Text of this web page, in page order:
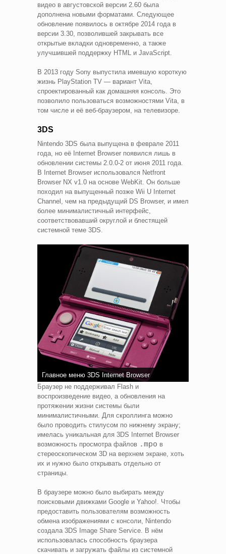
видео в августовской версии 2.60 была
дополнена новыми форматами. Следующее
обновление появилось в октябре 2014 года в
версии 3.30, позволившей закрывать все
открытые вкладки одновременно, а также
улучшившей поддержку HTML и JavaScript.
В 2013 году Sony выпустила имевшую короткую
жизнь PlayStation TV — вариант Vita,
спроектированный как домашняя консоль. Это
позволило пользоваться возможностями Vita, в
том числе и её веб-браузером, на телевизоре.
3DS
Nintendo 3DS была выпущена в феврале 2011
года, но её Internet Browser появился лишь в
обновлении системы 2.0.0-2 от июня 2011 года.
В Internet Browser использовался Netfront
Browser NX v1.0 на основе WebKit. Он больше
походил на выпущенный позже Wii U Internet
Channel, чем на предыдущий DS Browser, и имел
более минималистичный интерфейс,
соответствовавший округлой и блестящей
системной теме 3DS.
Главное меню 3DS Internet Browser
Браузер не поддерживал Flash и
воспроизведение видео, а обновления на
протяжении жизни системы были
минималистичными. Для скроллинга можно
было проводить стилусом по нижнему экрану;
имелась уникальная для 3DS Internet Browser
возможность просмотра файлов .mpo в
стереоскопическом 3D на верхнем экране, хоть
их и нужно было открывать отдельно от
страницы.
В браузере можно было выбирать между
поисковыми движками Google и Yahoo!. Чтобы
предоставить пользователям возможность
обмена изображениями с консоли, Nintendo
создала 3DS Image Share Service. В нём
использовалась способность браузера
скачивать и загружать файлы из системной